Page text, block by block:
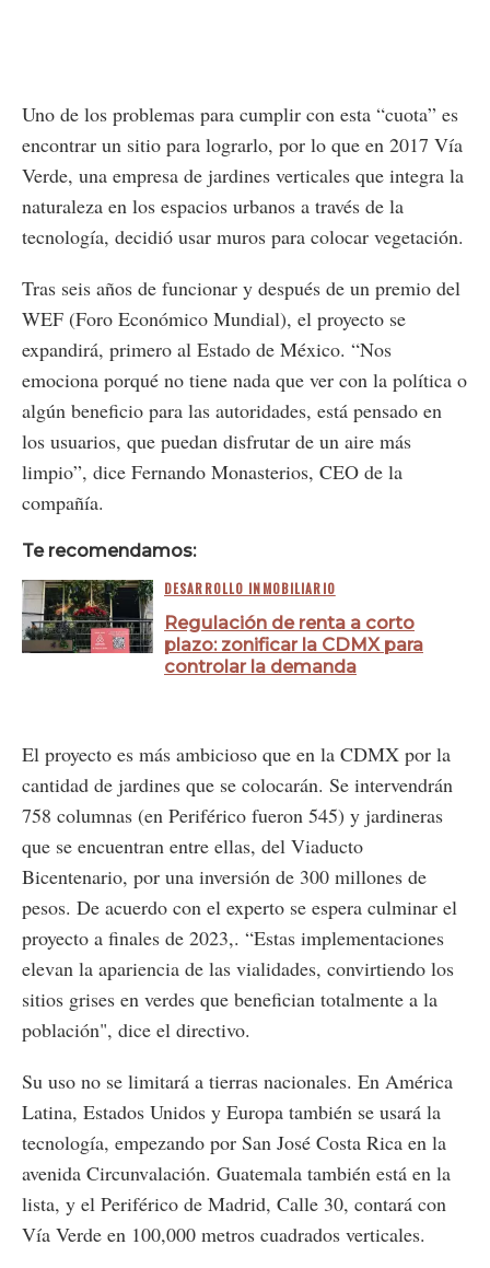
Uno de los problemas para cumplir con esta “cuota” es
encontrar un sitio para lograrlo, por lo que en 2017 Vía
Verde, una empresa de jardines verticales que integra la
naturaleza en los espacios urbanos a través de la
tecnología, decidió usar muros para colocar vegetación.
Tras seis años de funcionar y después de un premio del
WEF (Foro Económico Mundial), el proyecto se
expandirá, primero al Estado de México. “Nos
emociona porqué no tiene nada que ver con la política o
algún beneficio para las autoridades, está pensado en
los usuarios, que puedan disfrutar de un aire más
limpio”, dice Fernando Monasterios, CEO de la
compañía.
Te recomendamos:
DESARROLLO INMOBILIARIO
Regulación de renta a corto
plazo: zonificar la CDMX para
controlar la demanda
El proyecto es más ambicioso que en la CDMX por la
cantidad de jardines que se colocarán. Se intervendrán
758 columnas (en Periférico fueron 545) y jardineras
que se encuentran entre ellas, del Viaducto
Bicentenario, por una inversión de 300 millones de
pesos. De acuerdo con el experto se espera culminar el
proyecto a finales de 2023,. “Estas implementaciones
elevan la apariencia de las vialidades, convirtiendo los
sitios grises en verdes que benefician totalmente a la
población", dice el directivo.
Su uso no se limitará a tierras nacionales. En América
Latina, Estados Unidos y Europa también se usará la
tecnología, empezando por San José Costa Rica en la
avenida Circunvalación. Guatemala también está en la
lista, y el Periférico de Madrid, Calle 30, contará con
Vía Verde en 100,000 metros cuadrados verticales.